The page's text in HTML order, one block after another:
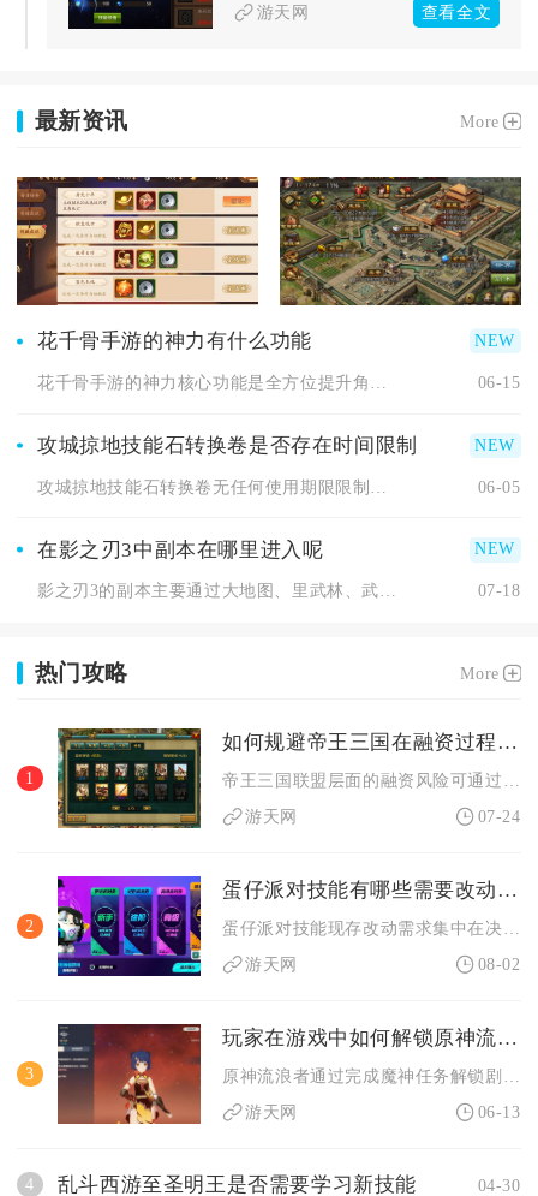
游天网 查看全文
最新资讯 More
花千骨手游的神力有什么功能
06-15
攻城掠地技能石转换卷是否存在时间限制
06-05
在影之刃3中副本在哪里进入呢
影之刃3的副本主要通过大地图、里武林、武林魔境、昼夜空间及活... 07-18
热门攻略 More
1
如何规避帝王三国在融资过程中的风险
游天网
07-24
2
蛋仔派对技能有哪些需要改动的地方
游天网
08-02
3
玩家在游戏中如何解锁原神流浪者
游天网
06-13
4 乱斗西游至圣明王是否需要学习新技能 04-30